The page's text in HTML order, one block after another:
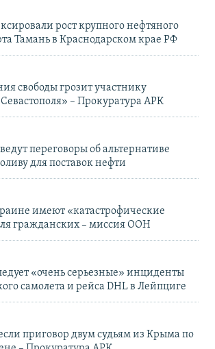
рост крупного нефтяного
Тамань в Краснодарском крае РФ
свободы грозит участнику
– Прокуратура АРК
переговоры об альтернативе
для поставок нефти
имеют «катастрофические
гражданских – миссия ООН
«очень серьезные» инциденты
самолета и рейса DHL в Лейпциге
приговор двум судьям из Крыма по